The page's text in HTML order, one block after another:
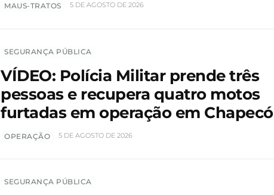
MAUS-TRATOS 5 DE AGOSTO DE 2026
SEGURANÇA PÚBLICA
VÍDEO: Polícia Militar prende três
pessoas e recupera quatro motos
furtadas em operação em Chapecó
OPERAÇÃO 5 DE AGOSTO DE 2026
SEGURANÇA PÚBLICA